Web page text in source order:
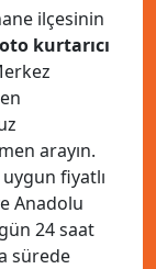
ilçesinin
oto kurtarıcı
arayın.
fiyatlı
Anadolu
24 saat
sürede